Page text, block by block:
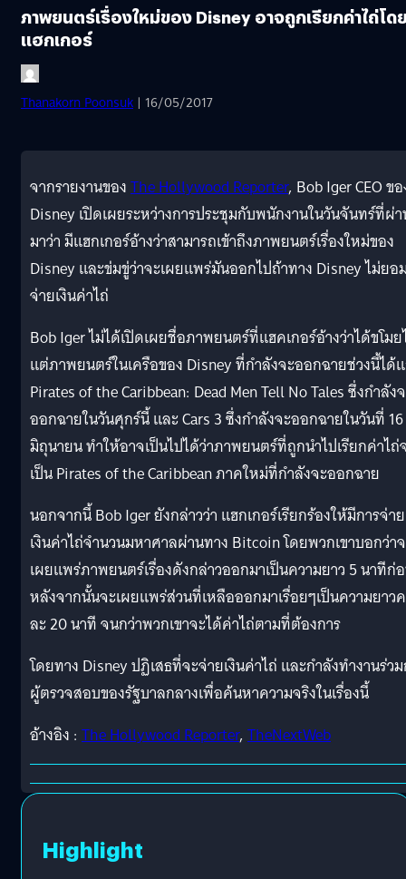
ภาพยนตร์เรื่องใหม่ของ Disney อาจถูกเรียกค่าไถ่โด
แฮกเกอร์
Thanakorn Poonsuk | 16/05/2017
จากรายงานของThe Hollywood Reporter, Bob Iger CEO ข
Disney เปิดเผยระหว่างการประชุมกับพนักงานในวันจันทร์ที่ผ่
มาว่า มีแฮกเกอร์อ้างว่าสามารถเข้าถึงภาพยนตร์เรื่องใหม่ของ
Disney และข่มขู่ว่าจะเผยแพร่มันออกไปถ้าทาง Disney ไม่ยอ
จ่ายเงินค่าไถ่
Bob Iger ไม่ได้เปิดเผยชื่อภาพยนตร์ที่แฮคเกอร์อ้างว่าได้ขโม
แต่ภาพยนตร์ในเครือของ Disney ที่กำลังจะออกฉายช่วงนี้ได้
Pirates of the Caribbean: Dead Men Tell No Tales ซึ่งกำลัง
ออกฉายในวันศุกร์นี้ และ Cars 3 ซึ่งกำลังจะออกฉายในวันที่ 16
มิถุนายน ทำให้อาจเป็นไปได้ว่าภาพยนตร์ที่ถูกนำไปเรียกค่าไถ่
เป็น Pirates of the Caribbean ภาคใหม่ที่กำลังจะออกฉาย
นอกจากนี้ Bob Iger ยังกล่าวว่า แฮกเกอร์เรียกร้องให้มีการจ่าย
เงินค่าไถ่จำนวนมหาศาลผ่านทาง Bitcoin โดยพวกเขาบอกว่า
เผยแพร่ภาพยนตร์เรื่องดังกล่าวออกมาเป็นความยาว 5 นาทีก่
หลังจากนั้นจะเผยแพร่ส่วนที่เหลือออกมาเรื่อยๆเป็นความยาว
ละ 20 นาที จนกว่าพวกเขาจะได้ค่าไถ่ตามที่ต้องการ
โดยทาง Disney ปฏิเสธที่จะจ่ายเงินค่าไถ่ และกำลังทำงานร่ว
ผู้ตรวจสอบของรัฐบาลกลางเพื่อค้นหาความจริงในเรื่องนี้
อ้างอิง : The Hollywood Reporter, TheNextWeb
Highlight